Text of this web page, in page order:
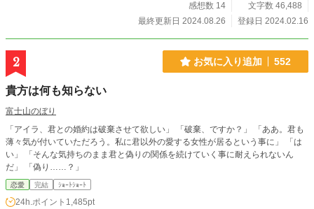
感想数 14
文字数 46,488
最終更新日 2024.08.26
登録日 2024.02.16
2 お気に入り追加 552
貴方は何も知らない
富士山のぼり
「アイラ、君との婚約は破棄させて欲しい」 「破棄、ですか？」 「ああ。君も
薄々気が付いていただろう。私に君以外の愛する女性が居るという事に」 「は
い」 「そんな気持ちのまま君と偽りの関係を続けていく事に耐えられないん
だ」 「偽り……？」
恋愛 完結 ｼｮｰﾄｼｮｰﾄ
24h.ポイント 1,485pt